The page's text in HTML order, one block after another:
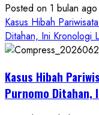
Aliansi
Janji
Kawal
Proses
Sampai
Tuntas
Posted on 1 bulan ago
Kasus Hibah
Ditahan, Ini Kronologi
Kasus Hibah
Purnomo Ditahan,